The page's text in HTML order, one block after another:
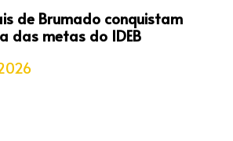
de Brumado conquistam
das metas do IDEB